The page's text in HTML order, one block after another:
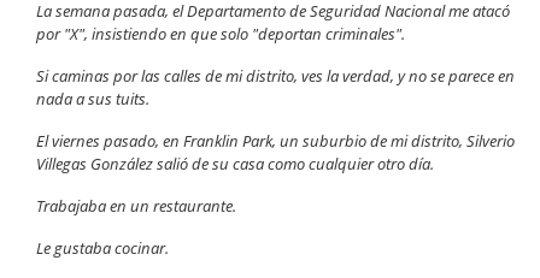
La semana pasada, el Departamento de Seguridad Nacional me atacó
por "X", insistiendo en que solo "deportan criminales".
Si caminas por las calles de mi distrito, ves la verdad, y no se parece en
nada a sus tuits.
El viernes pasado, en Franklin Park, un suburbio de mi distrito, Silverio
Villegas González salió de su casa como cualquier otro día.
Trabajaba en un restaurante.
Le gustaba cocinar.